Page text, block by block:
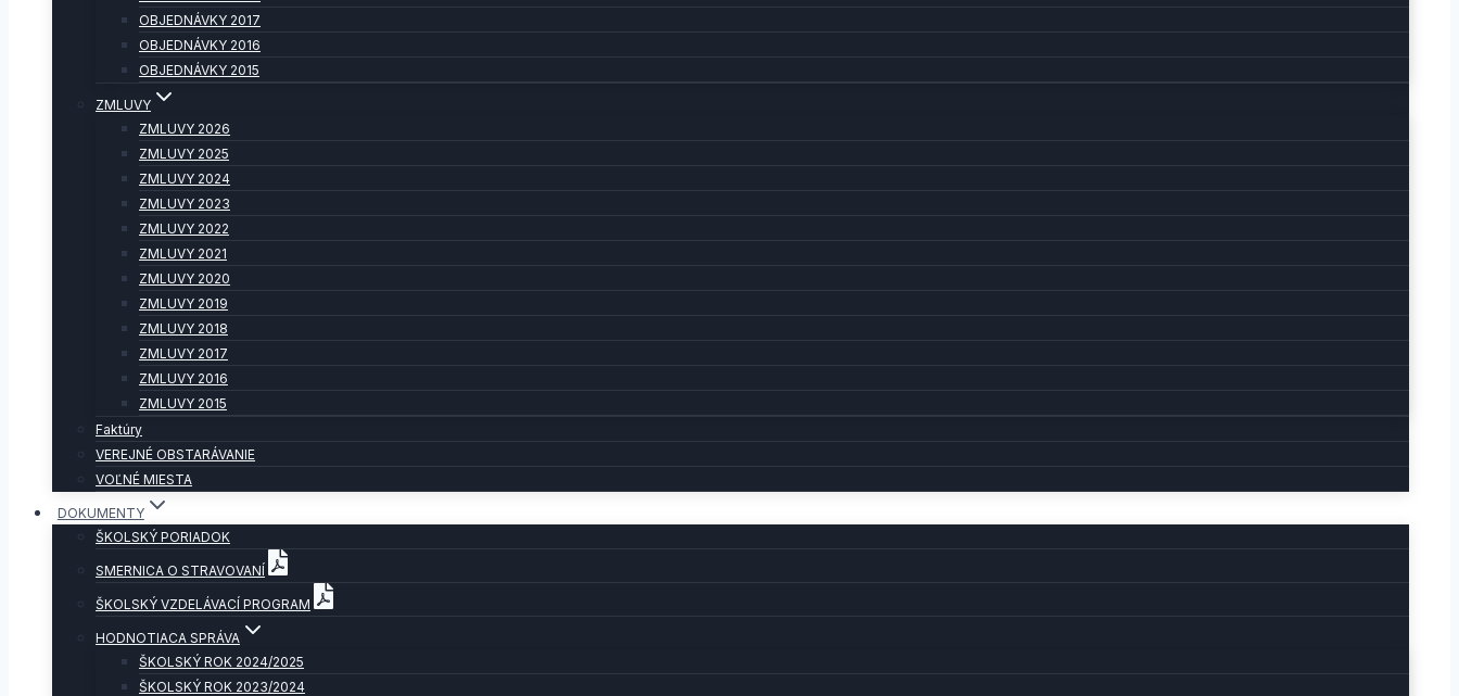
OBJEDNÁVKY 2017
OBJEDNÁVKY 2016
OBJEDNÁVKY 2015
ZMLUVY
ZMLUVY 2026
ZMLUVY 2025
ZMLUVY 2024
ZMLUVY 2023
ZMLUVY 2022
ZMLUVY 2021
ZMLUVY 2020
ZMLUVY 2019
ZMLUVY 2018
ZMLUVY 2017
ZMLUVY 2016
ZMLUVY 2015
Faktúry
VEREJNÉ OBSTARÁVANIE
VOĽNÉ MIESTA
DOKUMENTY
ŠKOLSKÝ PORIADOK
SMERNICA O STRAVOVANÍ
ŠKOLSKÝ VZDELÁVACÍ PROGRAM
HODNOTIACA SPRÁVA
ŠKOLSKÝ ROK 2024/2025
ŠKOLSKÝ ROK 2023/2024